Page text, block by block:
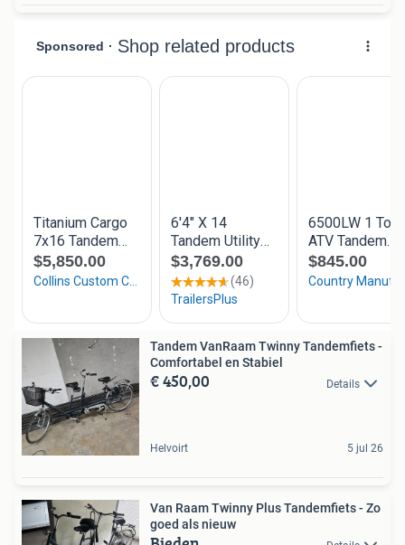
Tandem VanRaam Twinny Tandemfiets -
Comfortabel en Stabiel
€ 450,00 Details
Helvoirt 5 jul 26
Van Raam Twinny Plus Tandemfiets - Zo
goed als nieuw